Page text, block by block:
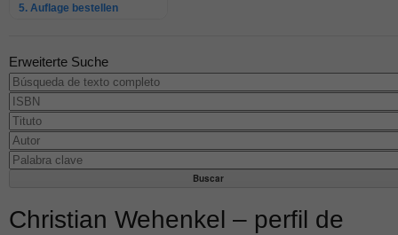
5. Auflage bestellen
Erweiterte Suche
Christian Wehenkel – perfil de